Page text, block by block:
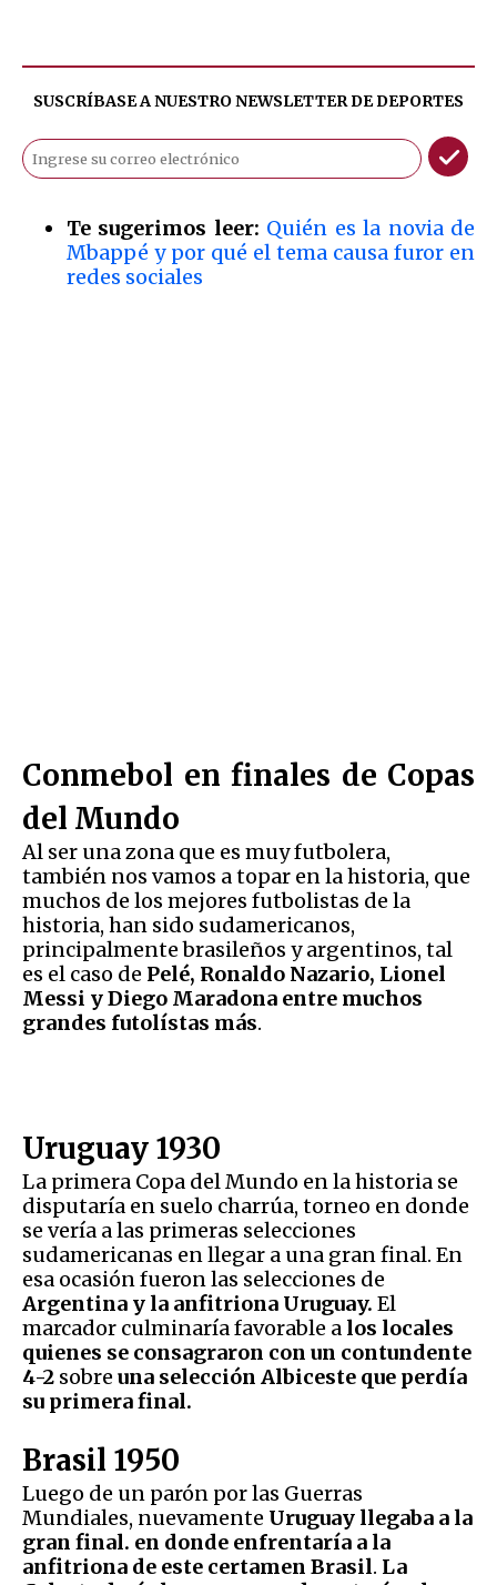
SUSCRÍBASE A NUESTRO NEWSLETTER DEDEPORTES
Te sugerimos leer: Quién es la novia de
Mbappé y por qué el tema causa furor en
redes sociales
Conmebol en finales de Copas
del Mundo
Al ser una zona que es muy futbolera,
también nos vamos a topar en la historia, que
muchos de los mejores futbolistas de la
historia, han sido sudamericanos,
principalmente brasileños y argentinos, tal
es el caso de Pelé, Ronaldo Nazario, Lionel
Messi y Diego Maradona entre muchos
grandes futolístas más.
Uruguay 1930
La primera Copa del Mundo en la historia se
disputaría en suelo charrúa, torneo en donde
se vería a las primeras selecciones
sudamericanas en llegar a una gran final. En
esa ocasión fueron las selecciones de
Argentina y la anfitriona Uruguay. El
marcador culminaría favorable a los locales
quienes se consagraron con un contundente
4-2 sobre una selección Albiceste que perdía
su primera final.
Brasil 1950
Luego de un parón por las Guerras
Mundiales, nuevamente Uruguay llegaba a la
gran final. en donde enfrentaría a la
anfitriona de este certamen Brasil. La